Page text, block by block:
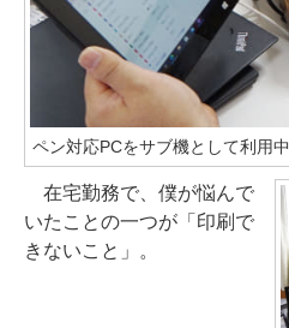
ペン対応PCをサブ機として利用中
在宅勤務で、僕が悩んで
いたことの一つが「印刷で
きないこと」。